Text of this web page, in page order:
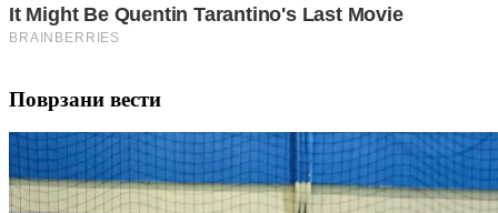
Поврзани вести